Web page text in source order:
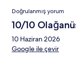
Yorumlar
Doğrulanmış yorum
10/10
10 Haziran 2026
Google ile çevir